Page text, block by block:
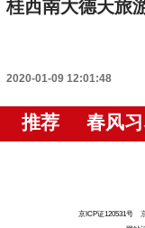
桂西南大德天旅
2020-01-09 12:01:48
推荐 春风习
京ICP证120531号